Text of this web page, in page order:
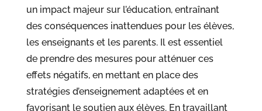
un impact majeur sur l’éducation, entraînant
des conséquences inattendues pour les élèves,
les enseignants et les parents. Il est essentiel
de prendre des mesures pour atténuer ces
effets négatifs, en mettant en place des
stratégies d’enseignement adaptées et en
favorisant le soutien aux élèves. En travaillant